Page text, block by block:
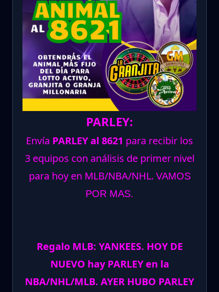
PARLEY:
Envía PARLEY al 8621 para recibir los
3 equipos con análisis de primer nivel
para hoy en MLB/NBA/NHL. VAMOS
POR MAS.
Regalo MLB: YANKEES. HOY DE
NUEVO hay PARLEY en la
NBA/NHL/MLB. AYER HUBO PARLEY